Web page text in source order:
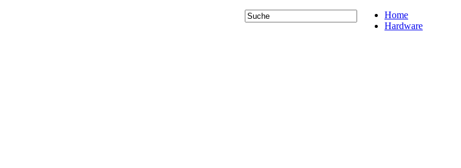
Home
Hardware